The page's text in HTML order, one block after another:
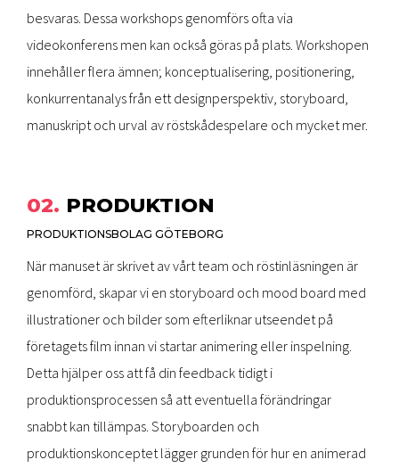
besvaras. Dessa workshops genomförs ofta via
videokonferens men kan också göras på plats. Workshopen
innehåller flera ämnen; konceptualisering, positionering,
konkurrentanalys från ett designperspektiv, storyboard,
manuskript och urval av röstskådespelare och mycket mer.
02. PRODUKTION
PRODUKTIONSBOLAG GÖTEBORG
När manuset är skrivet av vårt team och röstinläsningen är
genomförd, skapar vi en storyboard och mood board med
illustrationer och bilder som efterliknar utseendet på
företagets film innan vi startar animering eller inspelning.
Detta hjälper oss att få din feedback tidigt i
produktionsprocessen så att eventuella förändringar
snabbt kan tillämpas. Storyboarden och
produktionskonceptet lägger grunden för hur en animerad